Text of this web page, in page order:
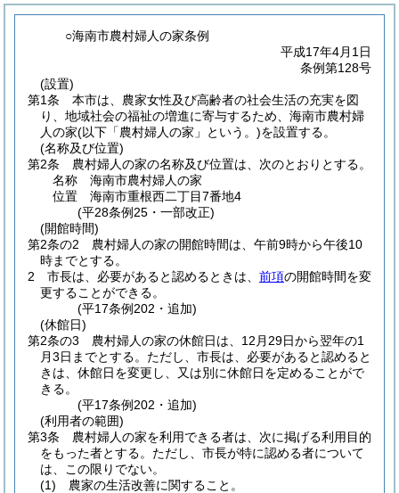
○海南市農村婦人の家条例
平成17年4月1日
条例第128号
(設置)
第1条
本市は、農家女性及び高齢者の社会生活の充実を図
り、地域社会の福祉の増進に寄与するため、海南市農村婦
人の家(以下「農村婦人の家」という。)を設置する。
(名称及び位置)
第2条
農村婦人の家の名称及び位置は、次のとおりとする。
名称 海南市農村婦人の家
位置 海南市重根西二丁目7番地4
(平28条例25・一部改正)
(開館時間)
第2条の2
農村婦人の家の開館時間は、午前9時から午後10
時までとする。
2
市長は、必要があると認めるときは、 前項の開館時間を変
更することができる。
(平17条例202・追加)
(休館日)
第2条の3
農村婦人の家の休館日は、12月29日から翌年の1
月3日までとする。 ただし、市長は、必要があると認めると
きは、休館日を変更し、又は別に休館日を定めることがで
きる。
(平17条例202・追加)
(利用者の範囲)
第3条
農村婦人の家を利用できる者は、次に掲げる利用目的
をもった者とする。 ただし、市長が特に認める者について
は、この限りでない。
(1)
農家の生活改善に関すること。